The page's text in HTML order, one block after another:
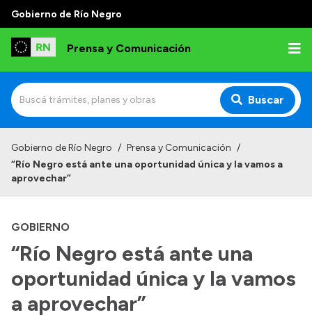
Gobierno de Río Negro
Prensa y Comunicación
Buscar
Institucional
Referentes de prensa
Archivo de noticias
Transparencia
Gobierno de Río Negro / Prensa y Comunicación /
“Río Negro está ante una oportunidad única y la vamos a
aprovechar”
GOBIERNO
“Río Negro está ante una
oportunidad única y la vamos
a aprovechar”